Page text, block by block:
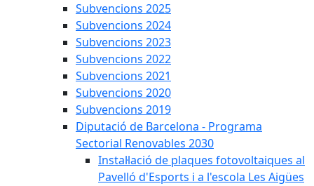
Subvencions 2025
Subvencions 2024
Subvencions 2023
Subvencions 2022
Subvencions 2021
Subvencions 2020
Subvencions 2019
Diputació de Barcelona - Programa
Sectorial Renovables 2030
Instal·lació de plaques fotovoltaiques al
Pavelló d'Esports i a l'escola Les Aigües